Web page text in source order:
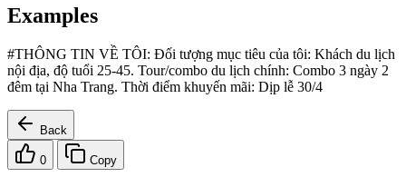
Examples
#THÔNG TIN VỀ TÔI: Đối tượng mục tiêu của tôi: Khách du lịch
nội địa, độ tuổi 25-45. Tour/combo du lịch chính: Combo 3 ngày 2
đêm tại Nha Trang. Thời điểm khuyến mãi: Dịp lễ 30/4
Back
0 Copy